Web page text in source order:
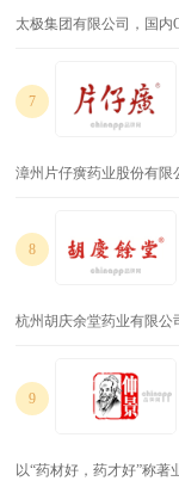
太极集团有限公司，国
囊/儿康宁/通天口服液/番
7
漳州片仔癀药业股份有限
药行业50强。公司连续
工业效益300强、利税300
8
杭州胡庆余堂药业有限公
胡庆余堂以南宋官办“太
础，生产丸、散、膏、丹
产品，是我国现存历史悠
企业改制为杭州胡庆余
9
以“药材好，药才好”称著